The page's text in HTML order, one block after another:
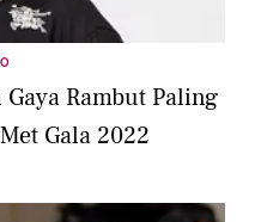
Rambut Paling
Gala 2022